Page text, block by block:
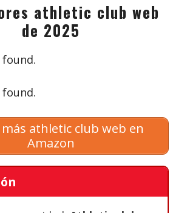
athletic club web
de 2025
athletic club web en
Amazon